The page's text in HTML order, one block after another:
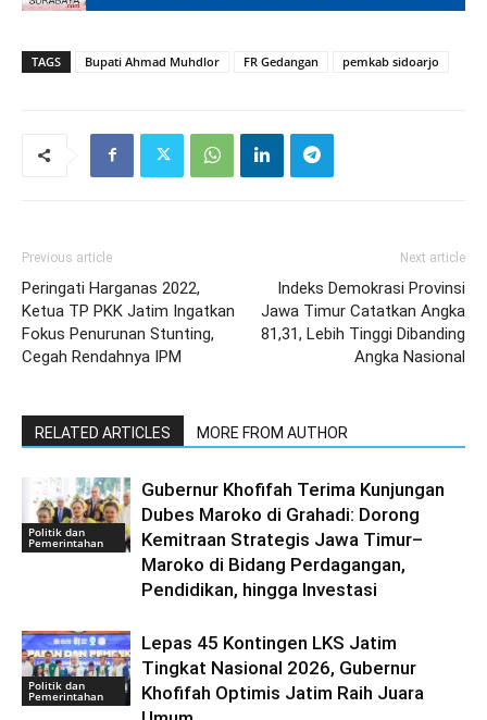
TAGS Bupati Ahmad Muhdlor FR Gedangan pemkab sidoarjo
Previous article
Peringati Harganas 2022,
Ketua TP PKK Jatim Ingatkan
Fokus Penurunan Stunting,
Cegah Rendahnya IPM
Next article
Indeks Demokrasi Provinsi
Jawa Timur Catatkan Angka
81,31, Lebih Tinggi Dibanding
Angka Nasional
RELATED ARTICLES MORE FROM AUTHOR
Politik dan
Pemerintahan
Gubernur Khofifah Terima Kunjungan
Dubes Maroko di Grahadi: Dorong
Kemitraan Strategis Jawa Timur–
Maroko di Bidang Perdagangan,
Pendidikan, hingga Investasi
Politik dan
Pemerintahan
Lepas 45 Kontingen LKS Jatim
Tingkat Nasional 2026, Gubernur
Khofifah Optimis Jatim Raih Juara